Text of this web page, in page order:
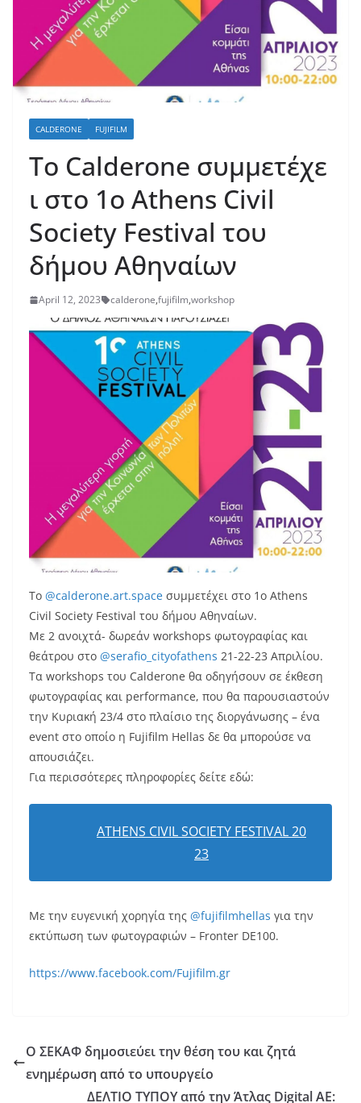
CALDERONE FUJIFILM
Το Calderone συμμετέχε
ι στο 1ο Athens Civil
Society Festival του
δήμου Αθηναίων
April 12, 2023 calderone,fujifilm,workshop
Το @calderone.art.space συμμετέχει στο 1ο Athens
Civil Society Festival του δήμου Αθηναίων.
Με 2 ανοιχτά- δωρεάν workshops φωτογραφίας και
θεάτρου στο @serafio_cityofathens 21-22-23 Απριλίου.
Τα workshops του Calderone θα οδηγήσουν σε έκθεση
φωτογραφίας και performance, που θα παρουσιαστούν
την Κυριακή 23/4 στο πλαίσιο της διοργάνωσης – ένα
event στο οποίο η Fujifilm Hellas δε θα μπορούσε να
απουσιάζει.
Για περισσότερες πληροφορίες δείτε εδώ:
ATHENS CIVIL SOCIETY FESTIVAL 20
23
Με την ευγενική χορηγία της @fujifilmhellas για την
εκτύπωση των φωτογραφιών – Fronter DE100.
https://www.facebook.com/Fujifilm.gr
Ο ΣΕΚΑΦ δημοσιεύει την θέση του και ζητά
ενημέρωση από το υπουργείο
ΔΕΛΤΙΟ ΤΥΠΟΥ από την Άτλας Digital ΑΕ: